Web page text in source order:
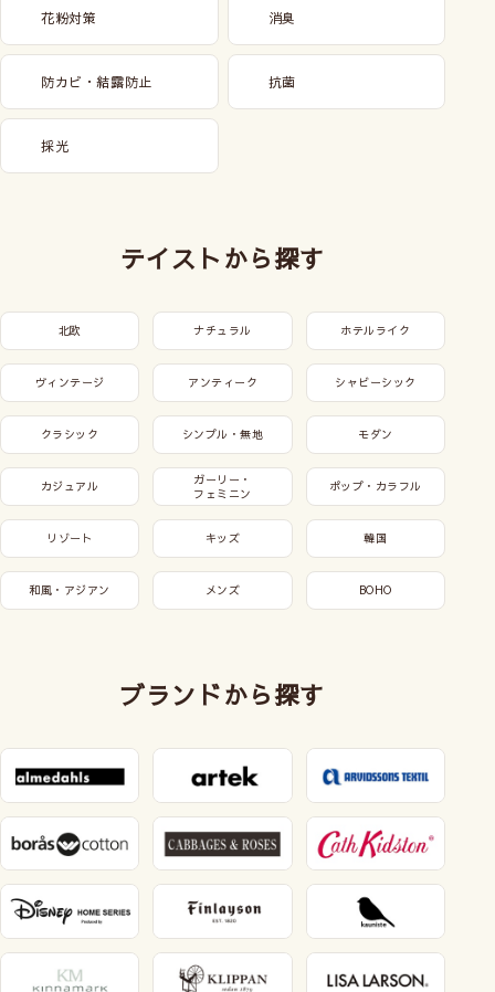
花粉対策 消臭
防カビ・結露防止 抗菌
採光
テイストから探す
北欧 ナチュラル ホテルライク
ヴィンテージ アンティーク シャビーシック
クラシック シンプル・無地 モダン
カジュアル
ガーリー・
フェミニン
ポップ・カラフル
リゾート キッズ 韓国
和風・アジアン メンズ BOHO
ブランドから探す